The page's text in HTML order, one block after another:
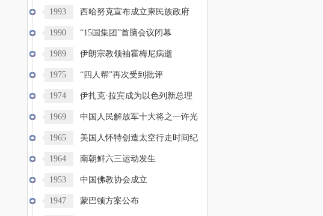
1993 西哈努克宣布成立柬民族政府
1990 “15国集团”首脑会议闭幕
1989 伊朗宗教领袖霍梅尼病逝
1975 “四人帮”再次受到批评
1974 伊扎克·拉宾成为以色列新总理
1969 中国人民解放军十大将之一许光
达1965 美国人怀特创造太空行走时间纪
录1964 南朝鲜六三运动发生
1953 中国佛教协会成立
1947 蒙巴顿方案公布